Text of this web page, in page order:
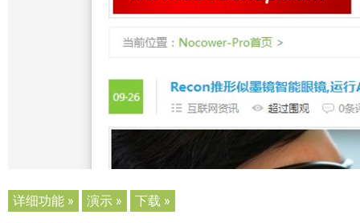
详细功能 » 演示 » 下载 »